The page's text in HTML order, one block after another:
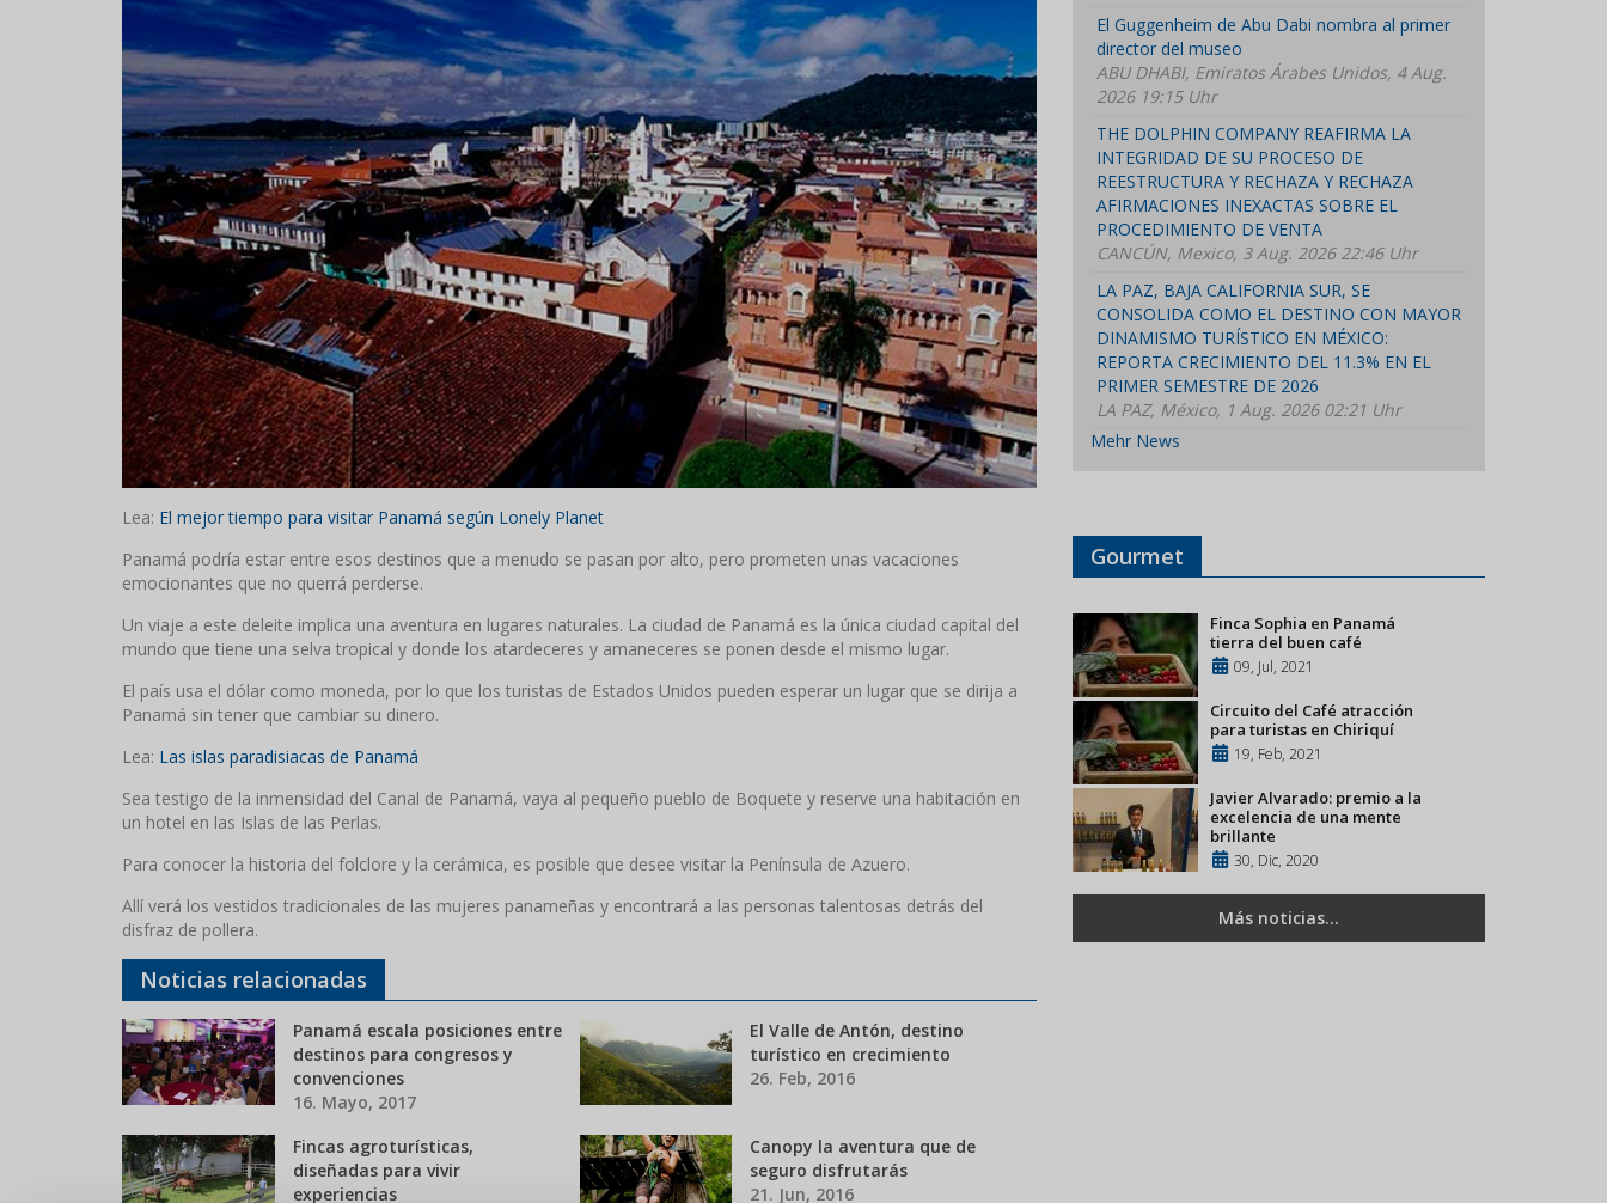
Lea: El mejor tiempo para visitar Panamá según Lonely Planet
Panamá podría estar entre esos destinos que a menudo se pasan por alto, pero prometen unas vacaciones
emocionantes que no querrá perderse.
Un viaje a este deleite implica una aventura en lugares naturales. La ciudad de Panamá es la única ciudad capital del
mundo que tiene una selva tropical y donde los atardeceres y amaneceres se ponen desde el mismo lugar.
El país usa el dólar como moneda, por lo que los turistas de Estados Unidos pueden esperar un lugar que se dirija a
Panamá sin tener que cambiar su dinero.
Lea: Las islas paradisiacas de Panamá
Sea testigo de la inmensidad del Canal de Panamá, vaya al pequeño pueblo de Boquete y reserve una habitación en
un hotel en las Islas de las Perlas.
Para conocer la historia del folclore y la cerámica, es posible que desee visitar la Península de Azuero.
Allí verá los vestidos tradicionales de las mujeres panameñas y encontrará a las personas talentosas detrás del
disfraz de pollera.
Noticias relacionadas
Panamá escala posiciones entre
destinos para congresos y
convenciones
16. Mayo, 2017
El Valle de Antón, destino
turístico en crecimiento
26. Feb, 2016
Fincas agroturísticas,
diseñadas para vivir
experiencias
Canopy la aventura que de
seguro disfrutarás
21. Jun, 2016
El Guggenheim de Abu Dabi nombra al primer
director del museo
ABU DHABI, Emiratos Árabes Unidos, 4 Aug.
2026 19:15 Uhr
THE DOLPHIN COMPANY REAFIRMA LA
INTEGRIDAD DE SU PROCESO DE
REESTRUCTURA Y RECHAZA Y RECHAZA
AFIRMACIONES INEXACTAS SOBRE EL
PROCEDIMIENTO DE VENTA
CANCÚN, Mexico, 3 Aug. 2026 22:46 Uhr
LA PAZ, BAJA CALIFORNIA SUR, SE
CONSOLIDA COMO EL DESTINO CON MAYOR
DINAMISMO TURÍSTICO EN MÉXICO:
REPORTA CRECIMIENTO DEL 11.3% EN EL
PRIMER SEMESTRE DE 2026
LA PAZ, México, 1 Aug. 2026 02:21 Uhr
Mehr News
Gourmet
Finca Sophia en Panamá
tierra del buen café
09, Jul, 2021
Circuito del Café atracción
para turistas en Chiriquí
19, Feb, 2021
Javier Alvarado: premio a la
excelencia de una mente
brillante
30, Dic, 2020
Más noticias...